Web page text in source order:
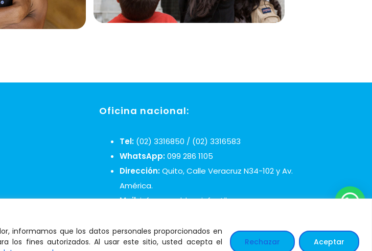
informamos que los datos personales proporcionados en
los fines autorizados. Al usar este sitio, usted acepta el
Rechazar Aceptar
Oficina nacional:
Tel:(02) 3316850 / (02) 3316583
WhatsApp:099 286 1105
Dirección:Quito, Calle Veracruz N34-102 y Av.
América.
Mail:infosos@aldeasinfantiles.org.ec